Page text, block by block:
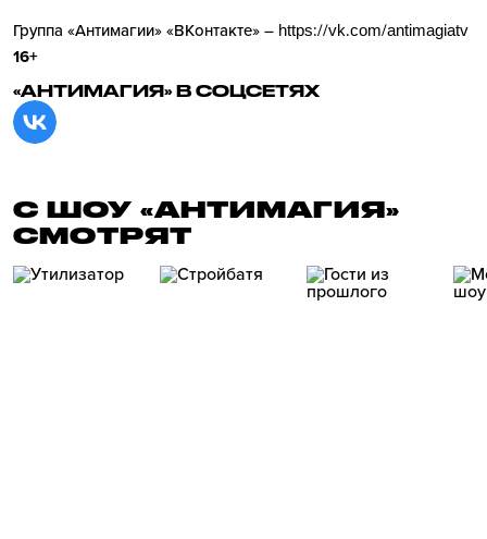
Группа «Антимагии» «ВКонтакте» – https://vk.com/antimagiatv
16+
«АНТИМАГИЯ» В СОЦСЕТЯХ
С ШОУ «АНТИМАГИЯ»
СМОТРЯТ